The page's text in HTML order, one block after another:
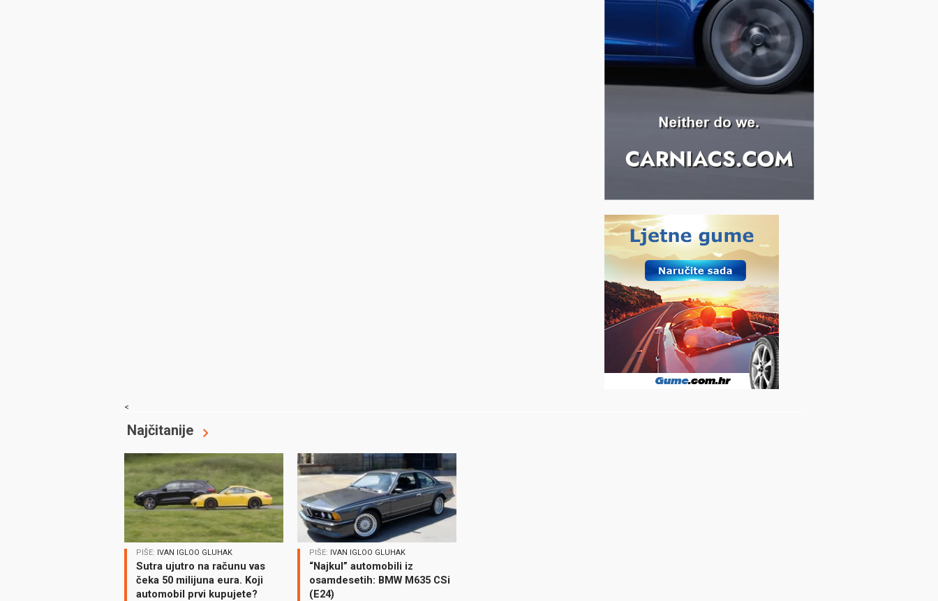
<
Najčitanije
PIŠE: IVAN IGLOO GLUHAK
Sutra ujutro na računu vas
čeka 50 milijuna eura. Koji
automobil prvi kupujete?
PIŠE: IVAN IGLOO GLUHAK
“Najkul” automobili iz
osamdesetih: BMW M635 CSi
(E24)